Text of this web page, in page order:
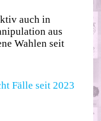
auch in
aus
Wahlen seit
Fälle seit 2023